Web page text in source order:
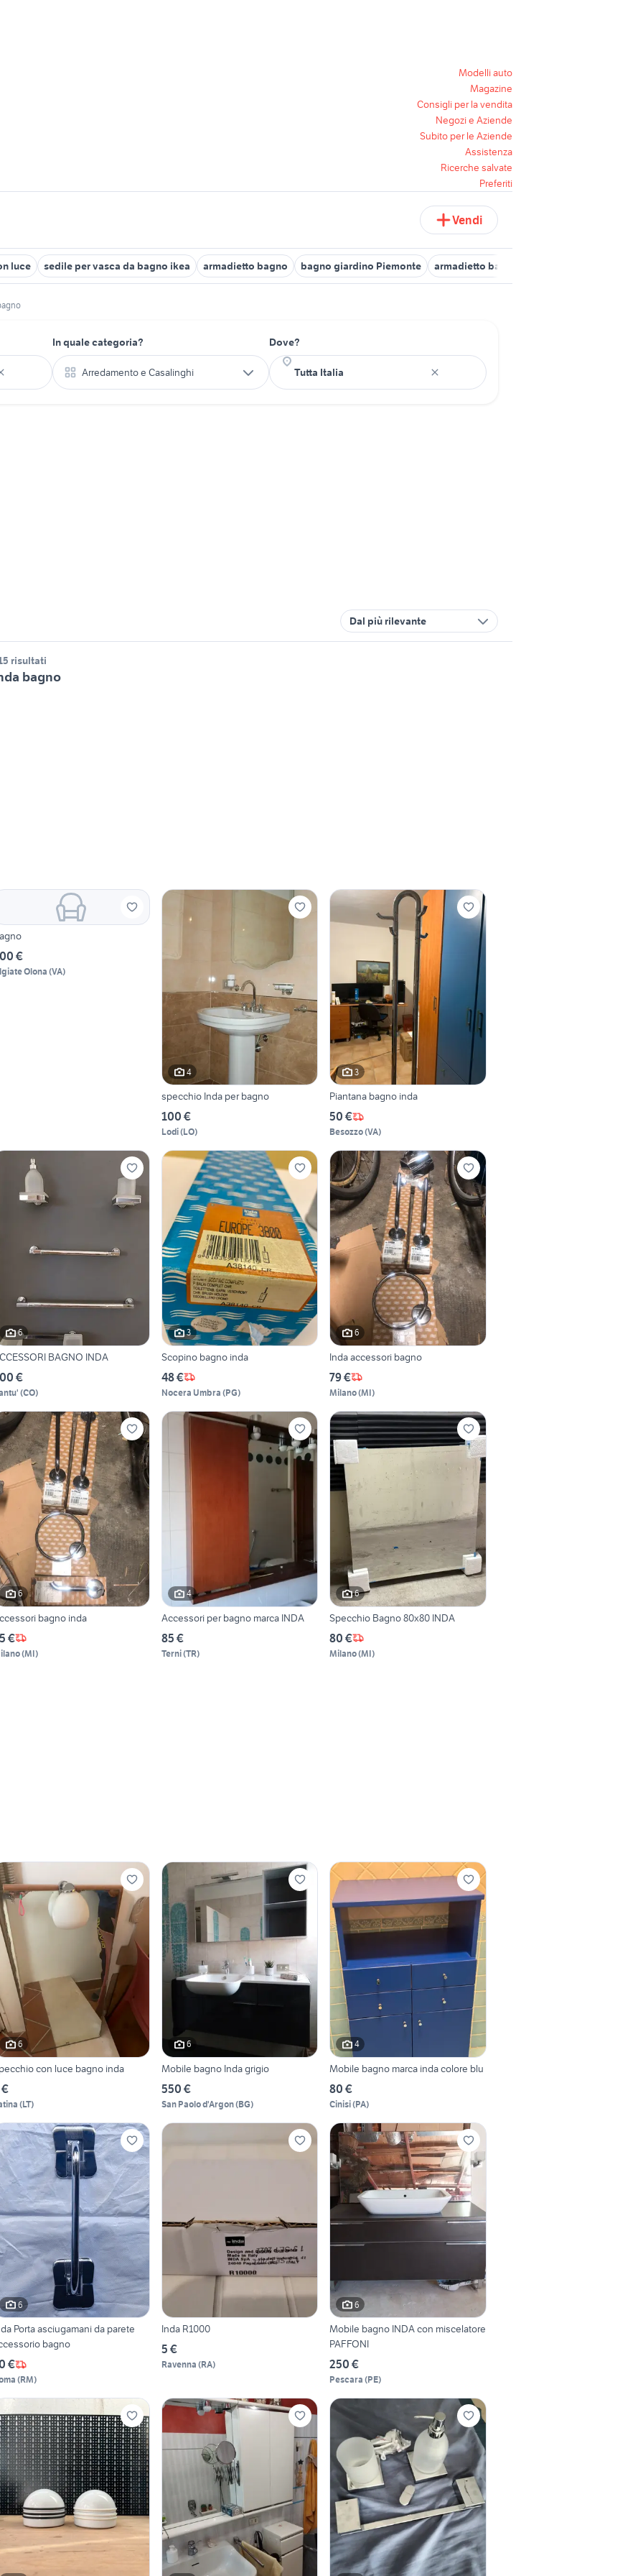
Modelli auto
Magazine
Consigli per la vendita
Negozi e Aziende
Subito per le Aziende
Assistenza
Ricerche salvate
Preferiti
Vendi
luce sedile per vasca da bagno ikea armadietto bagno bagno giardino Piemonte armadietto bagno - ikea
In quale categoria?
Arredamento e Casalinghi
Dove?
Dal più rilevante
risultati
bagno
€
Olona (VA)
4
specchio Inda per bagno
100 €
Lodi(LO)
3
Piantana bagno inda
50 €
Besozzo(VA)
6
BAGNO INDA
€
(CO)
3
Scopino bagno inda
48 €
Nocera Umbra (PG)
6
Inda accessori bagno
79 €
Milano(MI)
6
bagno inda
€
(MI)
4
Accessori per bagno marca INDA
85 €
Terni(TR)
6
Specchio Bagno 80x80 INDA
80 €
Milano(MI)
6
con luce bagno inda
(LT)
6
Mobile bagno Inda grigio
550 €
San Paolo d'Argon(BG)
4
Mobile bagno marca inda colore blu
80 €
Cinisi(PA)
6
Porta asciugamani da parete
bagno
€
(RM)
Inda R1000
5 €
Ravenna (RA)
6
Mobile bagno INDA con miscelatore
PAFFONI
250 €
Pescara (PE)